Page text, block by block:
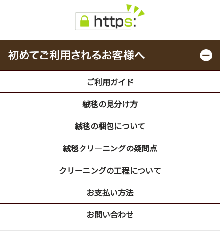
ご利用ガイド
絨毯の見分け方
絨毯の梱包について
絨毯クリーニングの疑問点
クリーニングの工程について
お支払い方法
お問い合わせ